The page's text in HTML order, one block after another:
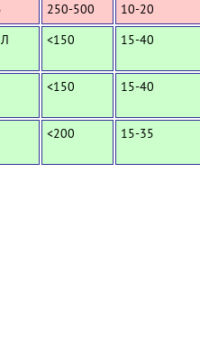
250-500 10-20
<150 15-40
<150 15-40
<200 15-35